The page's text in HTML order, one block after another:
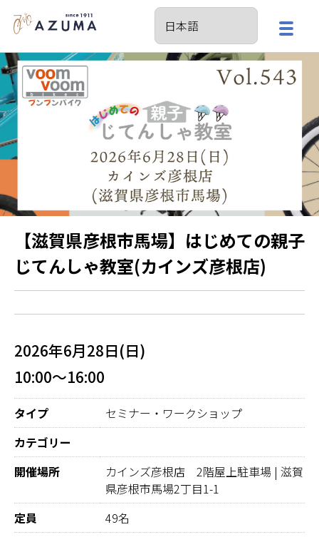
【滋賀県彦根市馬場】はじめての親子
じてんしゃ教室(カインズ彦根店)
2026年6月28日(日)
10:00～16:00
タイプ
セミナー・ワークショップ
カテゴリー
開催場所
カインズ彦根店 2階屋上駐車場 | 滋賀
県彦根市馬場2丁目1-1
定員
49名